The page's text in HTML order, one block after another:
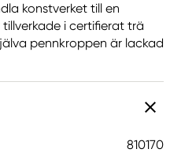
konstverket till en
i certifierat trä
pennkroppen är lackad
810170